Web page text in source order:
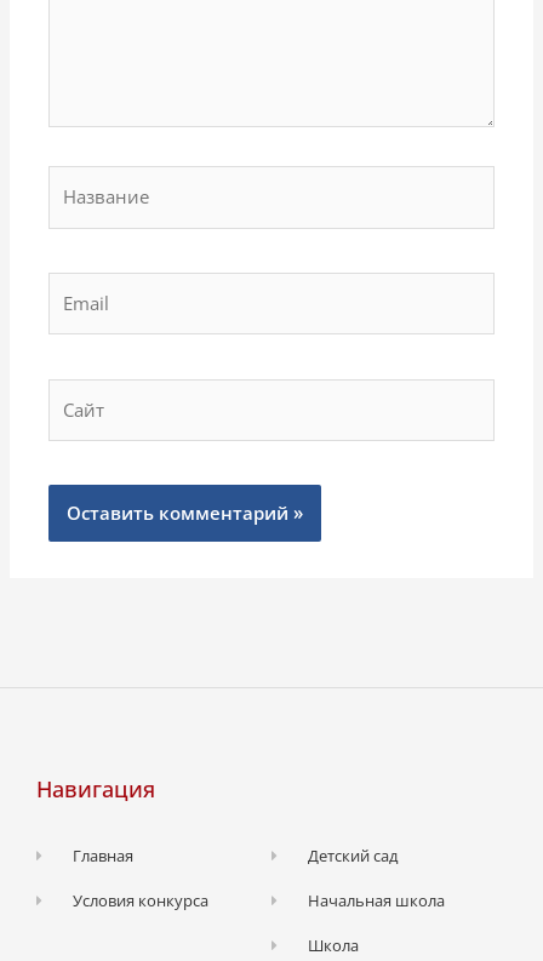
Навигация
Главная
Условия конкурса
Детский сад
Начальная школа
Школа